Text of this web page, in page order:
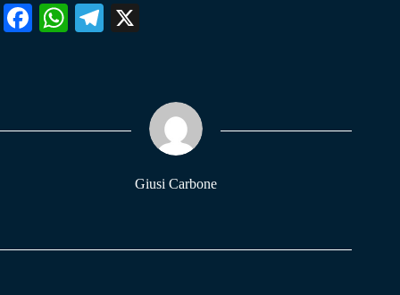
Fa W
pp
Te
m
Giusi Carbone